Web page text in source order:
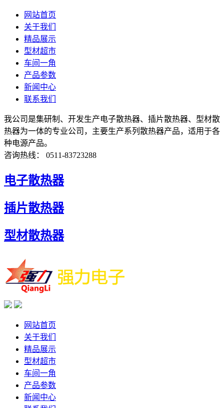
网站首页
关于我们
精品展示
型材超市
车间一角
产品参数
新闻中心
联系我们
我公司是集研制、开发生产电子散热器、插片散热器、型材散
热器为一体的专业公司，主要生产系列散热器产品，适用于各
种电源产品。
咨询热线： 0511-83723288
电子散热器
插片散热器
型材散热器
网站首页
关于我们
精品展示
型材超市
车间一角
产品参数
新闻中心